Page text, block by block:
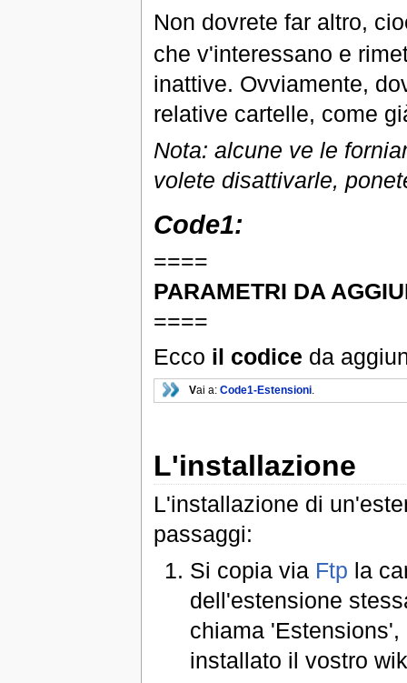
Non dovrete far altro,
che v'interessano e
inattive. Ovviamente,
relative cartelle, come
Nota: alcune ve le
volete disattivarle,
Code1:
====
PARAMETRI DA
====
Ecco il codice da
Vai a: Code1-Estensioni.
L'installazione
L'installazione di
passaggi:
Si copia via Ftp la
dell'estensione
chiama
installato il vostro